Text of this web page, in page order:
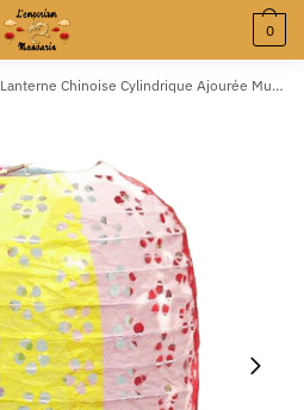
0
Lanterne Chinoise Cylindrique Ajourée Multicolore